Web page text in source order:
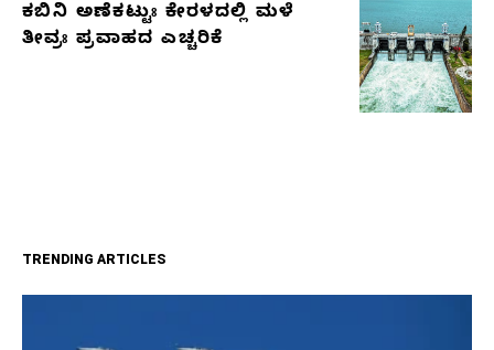
ಕಬಿನಿ ಅಣೆಕಟ್ಟುಃ ಕೇರಳದಲ್ಲಿ ಮಳೆ
ತೀವ್ರಃ ಪ್ರವಾಹದ ಎಚ್ಚರಿಕೆ
TRENDING ARTICLES